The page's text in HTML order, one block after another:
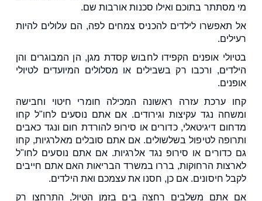
מי מסתתר בתוכם ואילו סכנות אורבות שם.
אל תאפשרו לילדים להכניס צמחים לפה, הם עלולים להיות
רעילים.
בטיולי אופנים הקפידו לחבוש קסדת מגן, הן המבוגרים והן
הילדים, ורכבו רק בשבילים או מסלולים המיועדים לטיולי
אופנים.
קחו ערכת עזרה ראשונה המכילה חומרי חיטוי וחבישה
ומשחה נגד עקיצות וגירודים. אם אתם נוסעים לחו"ל קחו
מדחום דיגיטאלי, כדורים או סירופ להורדת חום ונגד כאבים
ותרופה לטיפול בשלשולים. אם אתם סובלים מאלרגיות, קחו
גם כדורים או סירופ נגד אלרגיות. אם אתם נוסעים לחו"ל
לארצות הרחוקות, בררו במשרד הבריאות האם אתם חייבים
לקבל חיסונים. אם כן, חסנו את עצמכם ואת הילדים.
אם אתם משלבים רחצה בים בזמן הטיול, התרחצו רק